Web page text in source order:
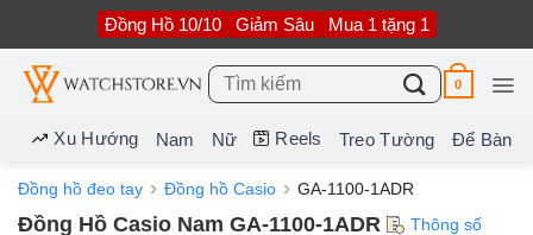
nội
dung
Đồng Hồ 10/10 Giảm Sâu Mua 1 tặng 1
Tìm
kiếm:
0
Xu Hướng Nam Nữ Reels Treo Tường Để Bàn
Đồng hồ đeo tay Đồng hồ Casio GA-1100-1ADR
Đồng Hồ Casio Nam GA-1100-1ADR
Thông số